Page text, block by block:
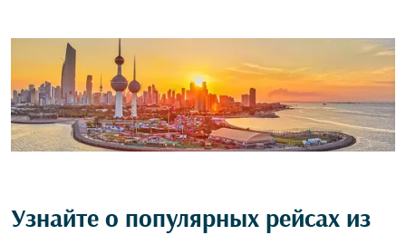
Узнайте о популярных рейсах из